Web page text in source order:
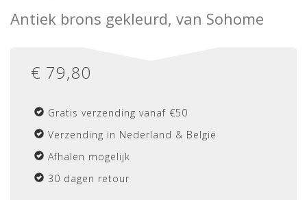
Antiek brons gekleurd, van Sohome
€ 79,80
Gratis verzending vanaf €50
Verzending in Nederland & België
Afhalen mogelijk
30 dagen retour